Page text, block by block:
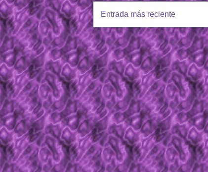
Entrada más reciente